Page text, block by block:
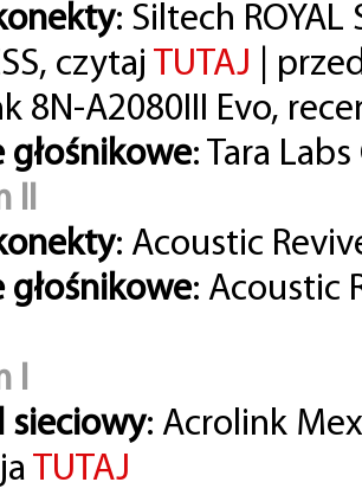
: Siltech ROYAL
czytaj TUTAJ |
8N-A2080III Evo,
głośnikowe: Tara
II
: Acoustic
głośnikowe: Acoustic
I
sieciowy: Acrolink
TUTAJ